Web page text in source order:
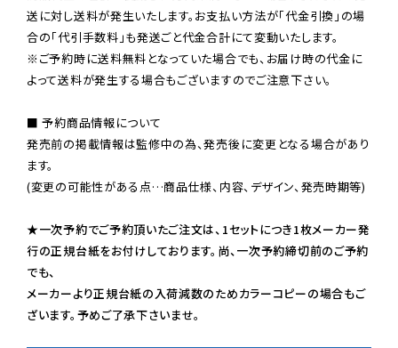
送に対し送料が発生いたします。お支払い方法が「代金引換」の場
※ご予約時に送料無料となっていた場合でも、お届け時の代金に
よって送料が発生する場合もございますのでご注意下さい。
■ 予約商品情報について
発売前の掲載情報は監修中の為、発売後に変更となる場合があり
ます。
(変更の可能性がある点…商品仕様、内容、デザイン、発売時期等)
★一次予約でご予約頂いたご注文は、1セットにつき1枚メーカー発
行の正規台紙をお付けしております。尚、一次予約締切前のご予約
でも、
メーカーより正規台紙の入荷減数のためカラーコピーの場合もご
ざいます。予めご了承下さいませ。